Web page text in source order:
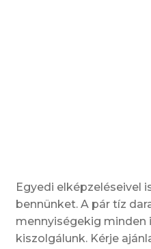
Egyedi elképzeléseivel
bennünket. A pár tíz
mennyiségekig minden
kiszolgálunk. Kérje